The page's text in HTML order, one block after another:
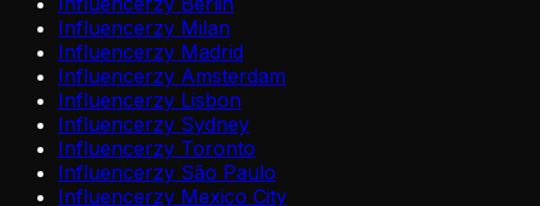
Influencerzy Milan
Influencerzy Madrid
Influencerzy Amsterdam
Influencerzy Lisbon
Influencerzy Sydney
Influencerzy Toronto
Influencerzy São Paulo
Influencerzy Mexico City